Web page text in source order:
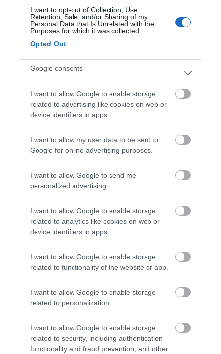
I want to opt-out of Collection, Use,
Retention, Sale, and/or Sharing of my
Personal Data that Is Unrelated with the
Purposes for which it was collected.
Opted Out
Google consents
I want to allow Google to enable storage
related to advertising like cookies on web or
device identifiers in apps.
I want to allow my user data to be sent to
Google for online advertising purposes.
I want to allow Google to send me
personalized advertising.
I want to allow Google to enable storage
related to analytics like cookies on web or
device identifiers in apps.
I want to allow Google to enable storage
related to functionality of the website or app.
I want to allow Google to enable storage
related to personalization.
I want to allow Google to enable storage
related to security, including authentication
functionality and fraud prevention, and other
Loc. Planpincieux, Val Ferret
Campeggio
Camping Al Sole
7,7
Servizi / Posizione
Cogne (AO)